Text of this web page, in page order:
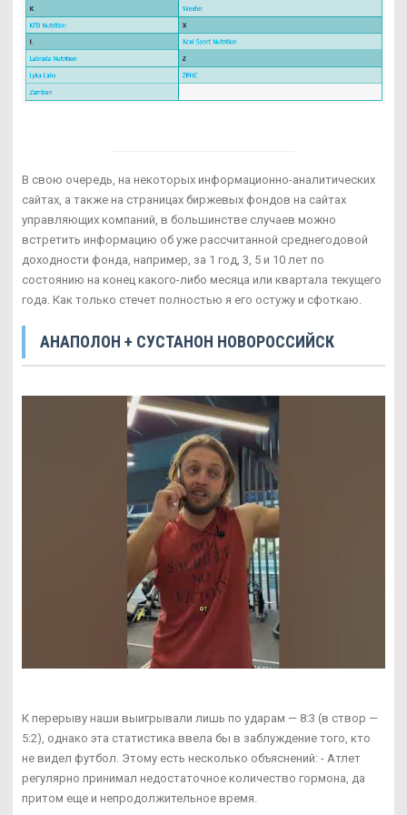
В свою очередь, на некоторых информационно-аналитических
сайтах, а также на страницах биржевых фондов на сайтах
управляющих компаний, в большинстве случаев можно
встретить информацию об уже рассчитанной среднегодовой
доходности фонда, например, за 1 год, 3, 5 и 10 лет по
состоянию на конец какого-либо месяца или квартала текущего
года. Как только стечет полностью я его остужу и сфоткаю.
АНАПОЛОН + СУСТАНОН НОВОРОССИЙСК
К перерыву наши выигрывали лишь по ударам — 8:3 (в створ —
5:2), однако эта статистика ввела бы в заблуждение того, кто
не видел футбол. Этому есть несколько объяснений: - Атлет
регулярно принимал недостаточное количество гормона, да
притом еще и непродолжительное время.